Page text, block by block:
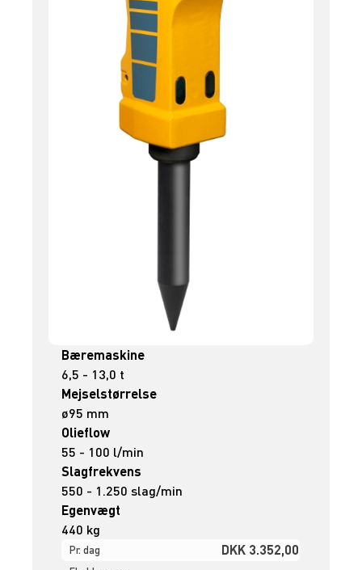
Bæremaskine
6,5 - 13,0 t
Mejselstørrelse
ø95 mm
Olieflow
55 - 100 l/min
Slagfrekvens
550 - 1.250 slag/min
Egenvægt
440 kg
Pr. dag DKK 3.352,00